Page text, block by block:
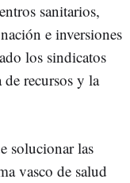
sanitarios,
e inversiones
los sindicatos
recursos y la
solucionar las
vasco de salud